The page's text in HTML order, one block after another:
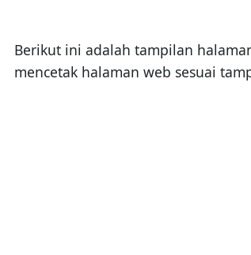
Berikut ini adalah tampilan
mencetak halaman web sesuai